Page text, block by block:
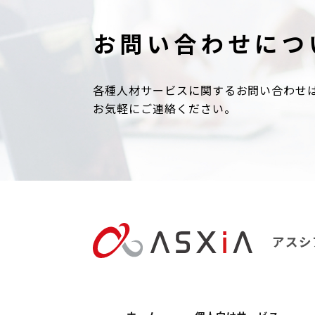
お問い合わせに
各種人材サービスに関するお問い合わせ
お気軽にご連絡ください。